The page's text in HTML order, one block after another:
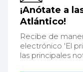
¡Anótate a
Atlántico!
Recibe de
electrónico 'El
las principales